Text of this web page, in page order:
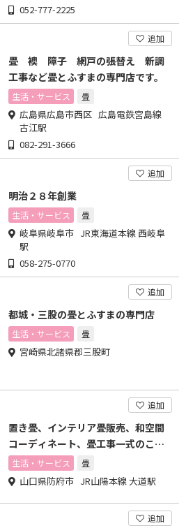
052-777-2225
追加
畳 襖 障子 網戸の張替え 新調
工事など畳とふすまの専門店です。
生活・サービス 畳
広島県広島市西区 広島電鉄宮島線
古江駅
082-291-3666
追加
明治２８年創業
生活・サービス 畳
岐阜県岐阜市 JR東海道本線 西岐阜
駅
058-275-0770
追加
都城・三股の畳とふすまの専門店
生活・サービス 畳
宮崎県北諸県郡三股町
追加
置き畳、インテリア畳販売、和空間
コーディネート、畳工事一式のこと
なら、防府の久保畳店へ
生活・サービス 畳
山口県防府市 JR山陽本線 大道駅
追加